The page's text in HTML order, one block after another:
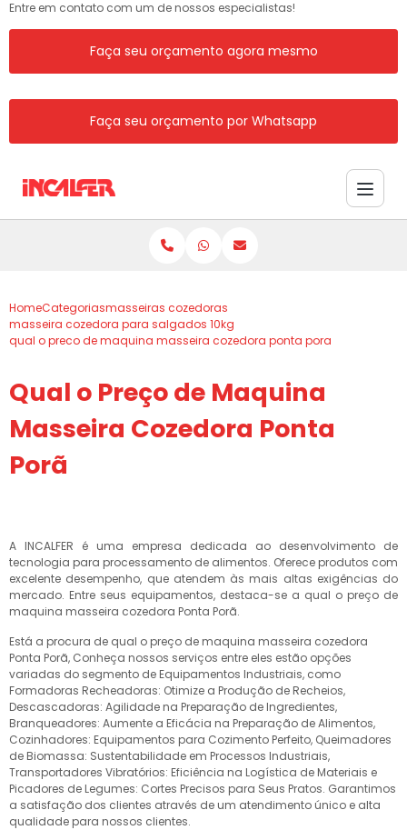
Entre em contato com um de nossos especialistas!
Faça seu orçamento agora mesmo
Faça seu orçamento por Whatsapp
HomeCategoriasmasseiras cozedoras
masseira cozedora para salgados 10kg
qual o preco de maquina masseira cozedora ponta pora
Qual o Preço de Maquina
Masseira Cozedora Ponta
Porã
A INCALFER é uma empresa dedicada ao desenvolvimento de
tecnologia para processamento de alimentos. Oferece produtos com
excelente desempenho, que atendem às mais altas exigências do
mercado. Entre seus equipamentos, destaca-se a qual o preço de
maquina masseira cozedora Ponta Porã.
Está a procura de qual o preço de maquina masseira cozedora
Ponta Porã, Conheça nossos serviços entre eles estão opções
variadas do segmento de Equipamentos Industriais, como
Formadoras Recheadoras: Otimize a Produção de Recheios,
Descascadoras: Agilidade na Preparação de Ingredientes,
Branqueadores: Aumente a Eficácia na Preparação de Alimentos,
Cozinhadores: Equipamentos para Cozimento Perfeito, Queimadores
de Biomassa: Sustentabilidade em Processos Industriais,
Transportadores Vibratórios: Eficiência na Logística de Materiais e
Picadores de Legumes: Cortes Precisos para Seus Pratos. Garantimos
a satisfação dos clientes através de um atendimento único e alta
qualidade para nossos clientes.